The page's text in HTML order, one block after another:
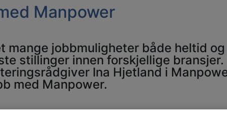
Manpower
mange jobbmuligheter både heltid
stillinger innen forskjellige
Ina Hjetland i
med Manpower.